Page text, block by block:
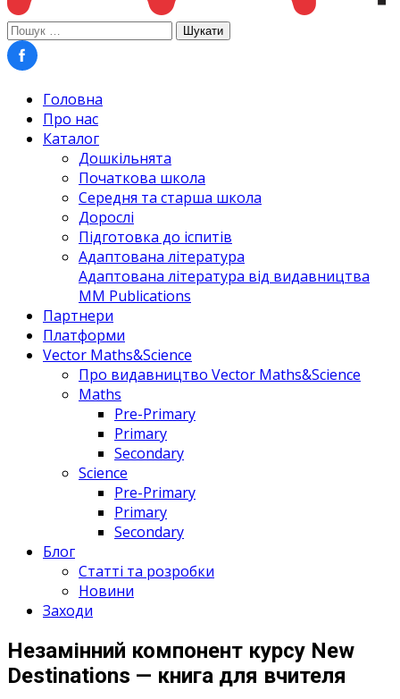
Пошук:
Головна
Про нас
Каталог
Дошкільнята
Початкова школа
Середня та старша школа
Дорослі
Підготовка до іспитів
Адаптована література
Адаптована література від видавництва
MM Publications
Партнери
Платформи
Vector Maths&Science
Про видавництво Vector Maths&Science
Maths
Pre-Primary
Primary
Secondary
Science
Pre-Primary
Primary
Secondary
Блог
Статті та розробки
Новини
Заходи
Незамінний компонент курсу New
Destinations — книга для вчителя